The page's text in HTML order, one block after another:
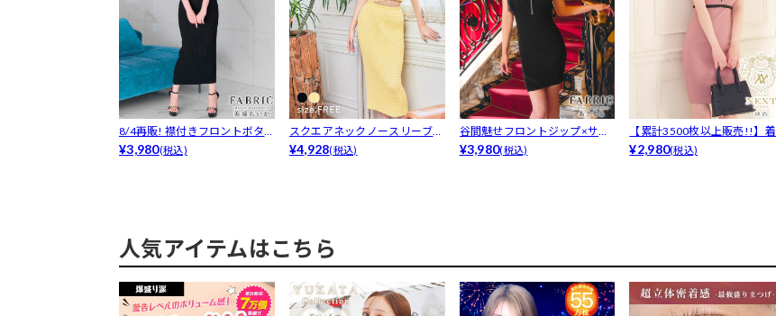
8/4再販! 襟付きフロントボタ
ンリブ...
¥3,980(税込)
スクエアネックノースリーブト
ップス&a...
¥4,928(税込)
谷間魅せフロントジップ×サマ
ーニット♪...
¥3,980(税込)
【累計3500枚以上販売!!】着
回し抜...
¥2,980(税込)
人気アイテムはこちら